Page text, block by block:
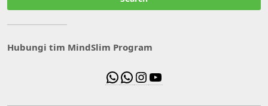
Hubungi tim MindSlim Program